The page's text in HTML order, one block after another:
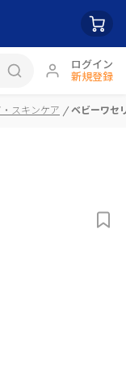
ログイン
新規登録
スキンケア ベビーワセ